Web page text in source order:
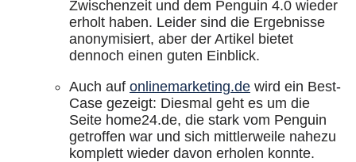
Zwischenzeit und dem Penguin 4.0 wieder
erholt haben. Leider sind die Ergebnisse
anonymisiert, aber der Artikel bietet
dennoch einen guten Einblick.
Auch auf onlinemarketing.de wird ein Best-
Case gezeigt: Diesmal geht es um die
Seite home24.de, die stark vom Penguin
getroffen war und sich mittlerweile nahezu
komplett wieder davon erholen konnte.